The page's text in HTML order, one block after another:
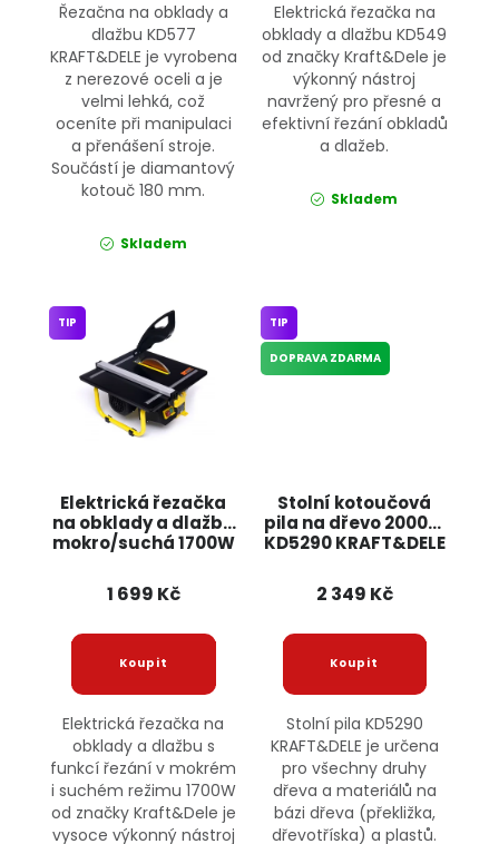
Řezačna na obklady a
dlažbu KD577
KRAFT&DELE je vyrobena
z nerezové oceli a je
velmi lehká, což
oceníte při manipulaci
a přenášení stroje.
Součástí je diamantový
kotouč 180 mm.
Skladem
Elektrická řezačka na
obklady a dlažbu KD549
od značky Kraft&Dele je
výkonný nástroj
navržený pro přesné a
efektivní řezání obkladů
a dlažeb.
Skladem
Elektrická řezačka
na obklady a dlažbu
mokro/suchá 1700W
TIP
1 699 Kč
Elektrická řezačka na
obklady a dlažbu s
funkcí řezání v mokrém
i suchém režimu 1700W
od značky Kraft&Dele je
vysoce výkonný nástroj
Stolní kotoučová
pila na dřevo 2000W
KD5290 KRAFT&DELE
TIP
DOPRAVA ZDARMA
2 349 Kč
Stolní pila KD5290
KRAFT&DELE je určena
pro všechny druhy
dřeva a materiálů na
bázi dřeva (překližka,
dřevotříska) a plastů.